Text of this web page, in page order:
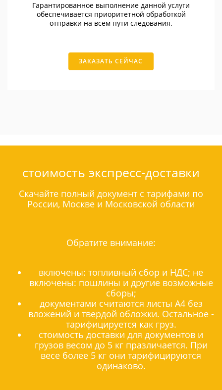
Гарантированное выполнение данной услуги
обеспечивается приоритетной обработкой
отправки на всем пути следования.
ЗАКАЗАТЬ СЕЙЧАС
стоимость экспресс-доставки
Скачайте полный документ с тарифами по
России, Москве и Московской области
Обратите внимание:
включены: топливный сбор и НДС; не
включены: пошлины и другие возможные
сборы;
документами считаются листы А4 без
вложений и твердой обложки. Остальное -
тарифицируется как груз.
стоимость доставки для документов и
грузов весом до 5 кг празличается. При
весе более 5 кг они тарифицируются
одинаково.